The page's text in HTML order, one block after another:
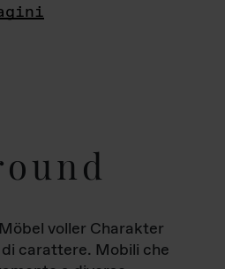
voller Charakter
carattere. Mobili che